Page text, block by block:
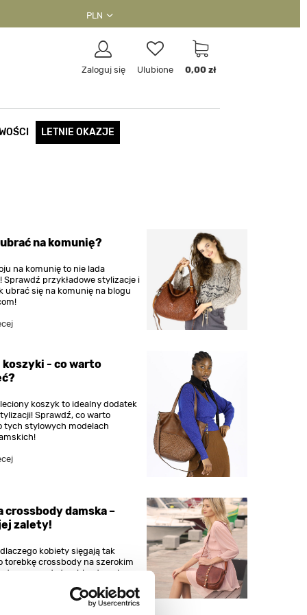
PLN
Zaloguj się Ulubione 0,00 zł
LETNIE OKAZJE
na komunię?
na komunię to nie lada
Sprawdź przykładowe stylizacje i
ubrać się na komunię na blogu
koszyki - co warto
koszyk to idealny dodatek
Sprawdź, co warto
tych stylowych modelach
crossbody damska –
zalety!
kobiety sięgają tak
torebkę crossbody na szerokim
to naprawdę torebka damska na